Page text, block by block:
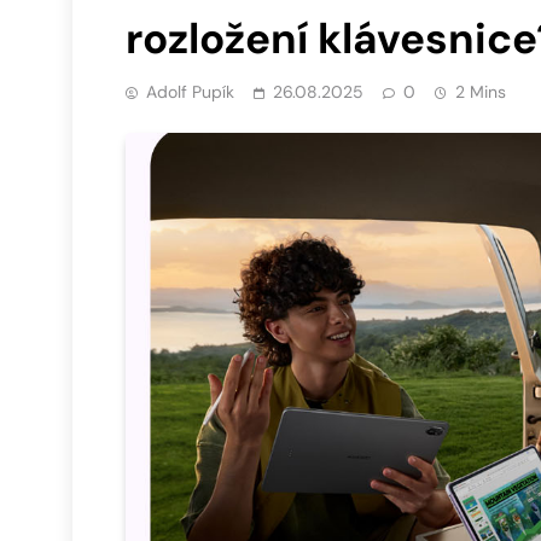
rozložení
Adolf Pupík 26.08.2025 0 2 Mins